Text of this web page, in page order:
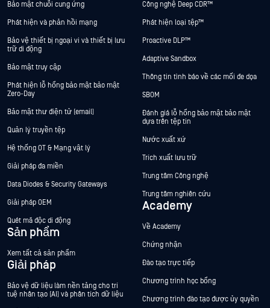
Bảo mật chuỗi cung ứng
Phát hiện và phản hồi mạng
Bảo vệ thiết bị ngoại vi và thiết bị lưu
trữ di động
Bảo mật truy cập
Phát hiện lỗ hổng bảo mật bảo mật
Zero-Day
Bảo mật thư điện tử (email)
Quản lý truyền tệp
Hệ thống OT & Mạng vật lý
Giải pháp đa miền
Data Diodes & Security Gateways
Giải pháp OEM
Quét mã độc di động
Sản phẩm
Xem tất cả sản phẩm
Giải pháp
Bảo vệ dữ liệu làm nền tảng cho trí
tuệ nhân tạo (AI) và phân tích dữ liệu
Công nghệ Deep CDR™
Phát hiện loại tệp™
Proactive DLP™
Adaptive Sandbox
Thông tin tình báo về các mối đe dọa
SBOM
Đánh giá lỗ hổng bảo mật bảo mật
dựa trên tệp tin
Nước xuất xứ
Trích xuất lưu trữ
Trung tâm Công nghệ
Trung tâm nghiên cứu
Academy
Về Academy
Chứng nhận
Đào tạo trực tiếp
Chương trình học bổng
Chương trình đào tạo được ủy quyền